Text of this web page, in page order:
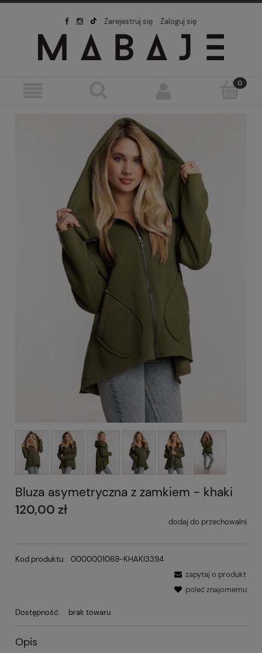
Zarejestruj się Zaloguj się
Bluza asymetryczna z zamkiem - khaki
120,00 zł
dodaj do przechowalni
Kod produktu:
0000001069-KHAKI3394
zapytaj o produkt
poleć znajomemu
Dostępność: brak towaru
Opis